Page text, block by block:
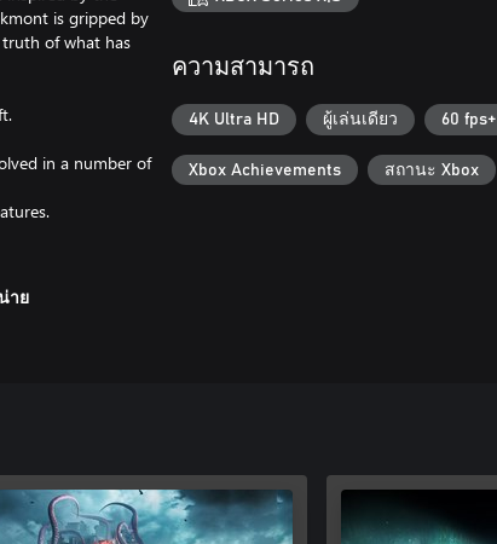
is gripped by
of what has
in a number of
าย
ความสามารถ
4K Ultra HD ผู้เล่นเดียว 60 fps+
Xbox Achievements สถานะ Xbox